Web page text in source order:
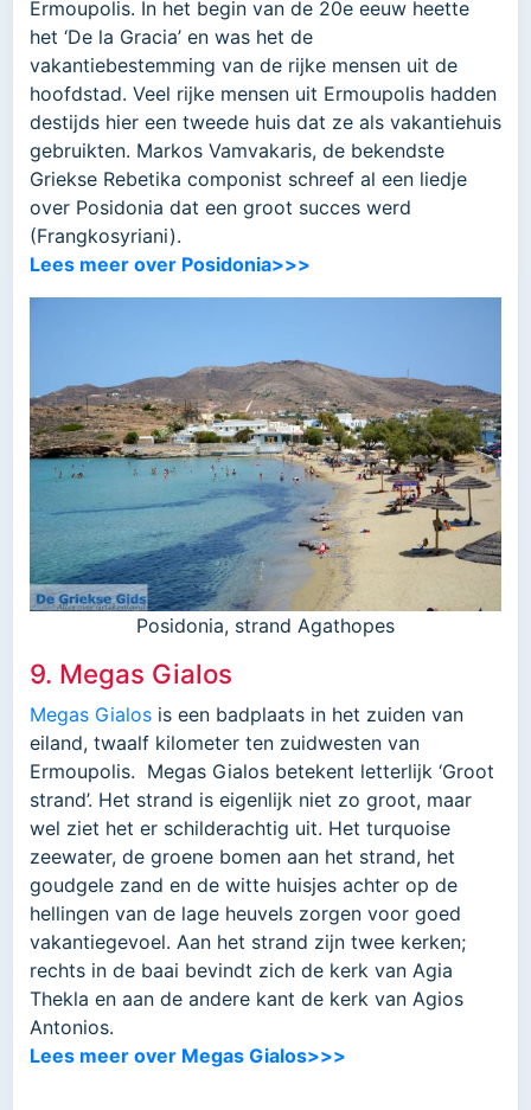
Ermoupolis. In het begin van de 20e eeuw heette
het ‘De la Gracia’ en was het de
vakantiebestemming van de rijke mensen uit de
hoofdstad. Veel rijke mensen uit Ermoupolis hadden
destijds hier een tweede huis dat ze als vakantiehuis
gebruikten. Markos Vamvakaris, de bekendste
Griekse Rebetika componist schreef al een liedje
over Posidonia dat een groot succes werd
(Frangkosyriani).
Lees meer over Posidonia>>>
Posidonia, strand Agathopes
9. Megas Gialos
Megas Gialos is een badplaats in het zuiden van
eiland, twaalf kilometer ten zuidwesten van
Ermoupolis. Megas Gialos betekent letterlijk ‘Groot
strand’. Het strand is eigenlijk niet zo groot, maar
wel ziet het er schilderachtig uit. Het turquoise
zeewater, de groene bomen aan het strand, het
goudgele zand en de witte huisjes achter op de
hellingen van de lage heuvels zorgen voor goed
vakantiegevoel. Aan het strand zijn twee kerken;
rechts in de baai bevindt zich de kerk van Agia
Thekla en aan de andere kant de kerk van Agios
Antonios.
Lees meer over Megas Gialos>>>